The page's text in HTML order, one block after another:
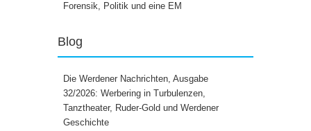
Forensik, Politik und eine EM
Blog
Die Werdener Nachrichten, Ausgabe
32/2026: Werbering in Turbulenzen,
Tanztheater, Ruder-Gold und Werdener
Geschichte